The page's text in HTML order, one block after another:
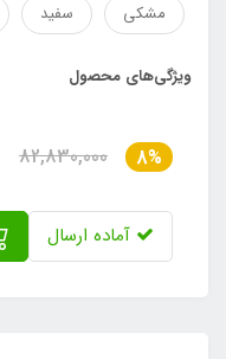
مشکی
سفید
ویژگی‌های محصول
8%
82,830,000
آماده ارسال